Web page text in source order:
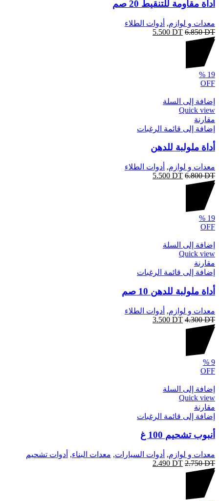
أداة مقاومة للتنقيط 20 صم
معدات و لوازم, أدوات الطلاء
6.850DT
5.500 DT
19
%
OFF
إضافة إلى السلة
Quick view
مقارنة
إضافة إلى قائمة الرغبات
أداة ملولبة للدهن
معدات و لوازم, أدوات الطلاء
6.800DT
5.500 DT
19
%
OFF
إضافة إلى السلة
Quick view
مقارنة
إضافة إلى قائمة الرغبات
أداة ملولبة للدهن 10 صم
معدات و لوازم, أدوات الطلاء
4.300DT
3.500 DT
9
%
OFF
إضافة إلى السلة
Quick view
مقارنة
إضافة إلى قائمة الرغبات
أنبوب تشحيم 100 غ
معدات و لوازم, أدوات السيارات, معدات البناء, أدوات تشحيم
2.750DT
2.490 DT